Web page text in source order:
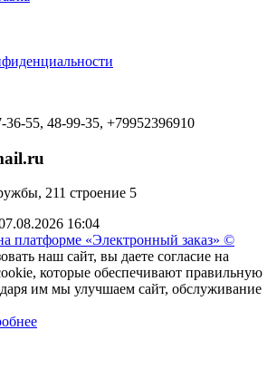
36-55, 48-99-35, +79952396910
211 строение 5
16:04
платформе «Электронный заказ» ©
наш сайт, вы даете согласие на
которые обеспечивают правильную
им мы улучшаем сайт, обслуживание